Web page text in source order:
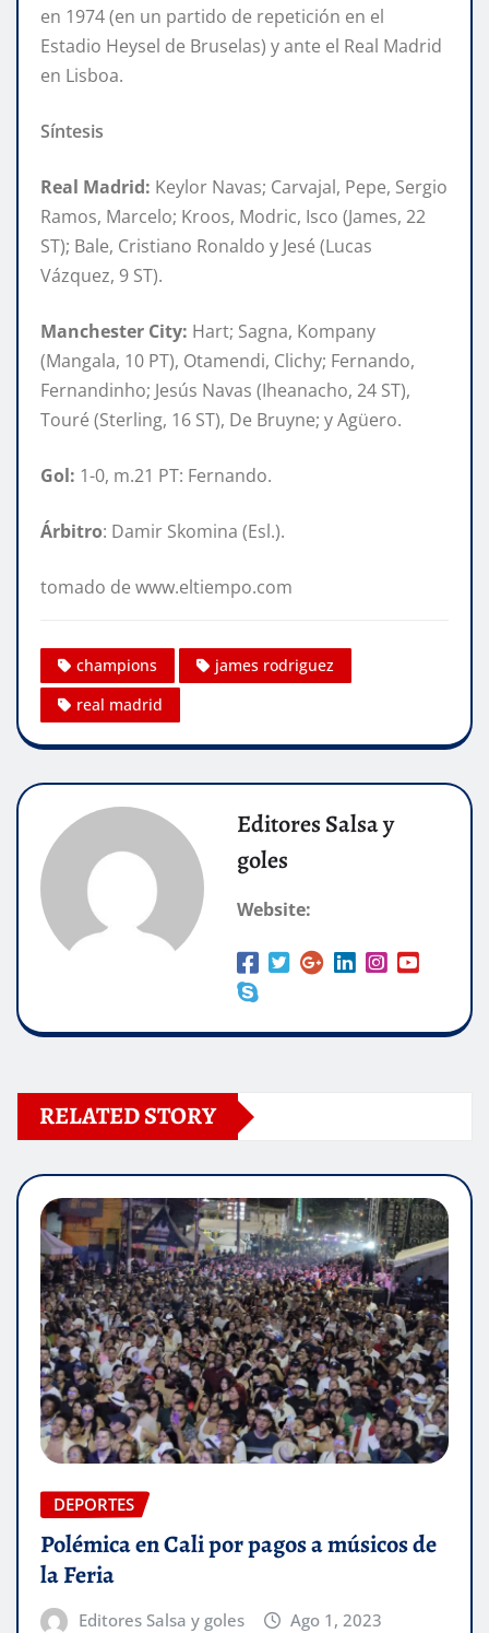
en 1974 (en un partido de repetición en el
Estadio Heysel de Bruselas) y ante el Real Madrid
en Lisboa.
Síntesis
Real Madrid: Keylor Navas; Carvajal, Pepe, Sergio
Ramos, Marcelo; Kroos, Modric, Isco (James, 22
ST); Bale, Cristiano Ronaldo y Jesé (Lucas
Vázquez, 9 ST).
Manchester City: Hart; Sagna, Kompany
(Mangala, 10 PT), Otamendi, Clichy; Fernando,
Fernandinho; Jesús Navas (Iheanacho, 24 ST),
Touré (Sterling, 16 ST), De Bruyne; y Agüero.
Gol: 1-0, m.21 PT: Fernando.
Árbitro: Damir Skomina (Esl.).
tomado de www.eltiempo.com
champions
james rodriguez
real madrid
Editores Salsa y
goles
Website:
RELATED STORY
DEPORTES
Polémica en Cali por pagos a músicos de
la Feria
Editores Salsa y goles Ago 1, 2023